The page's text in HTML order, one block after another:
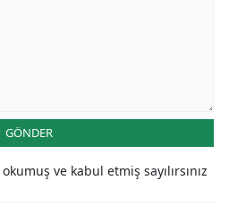
GÖNDER
okumuş ve kabul etmiş sayılırsınız